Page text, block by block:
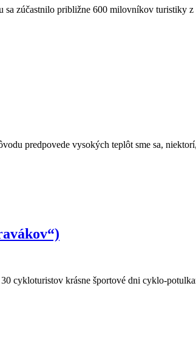
zúčastnilo približne 600 milovníkov turistiky
predpovede vysokých teplôt sme sa,
cykloturistov krásne športové dni cyklo-